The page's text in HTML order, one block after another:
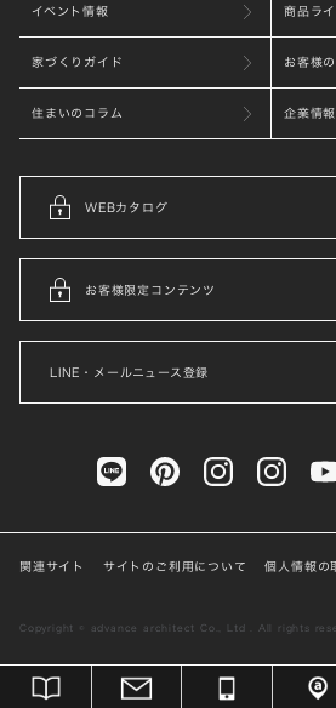
イベント情報 商品ラ
家づくりガイド お客様
住まいのコラム 企業情報
WEBカタログ
お客様限定コンテンツ
LINE・メールニュース登録
関連サイト サイトのご利用について 個人情報の
Copyright © advance architect Co., Ltd . All rights